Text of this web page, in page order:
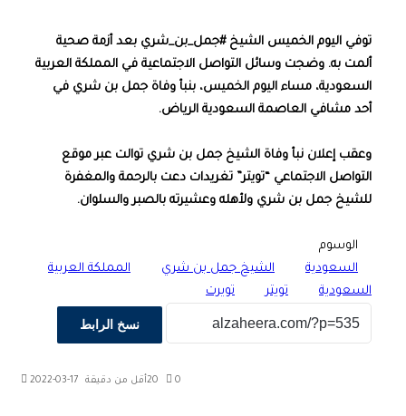
توفي اليوم الخميس الشيخ #جمل_بن_شري بعد أزمة صحية
ألمت به. وضجت وسائل التواصل الاجتماعية في المملكة العربية
السعودية، مساء اليوم الخميس، بنبأ وفاة جمل بن شري في
أحد مشافي العاصمة السعودية الرياض.
وعقب إعلان نبأ وفاة الشيخ جمل بن شري توالت عبر موقع
التواصل الاجتماعي “تويتر” تغريدات دعت بالرحمة والمغفرة
للشيخ جمل بن شري ولأهله وعشيرته بالصبر والسلوان.
الوسوم
السعودية
الشيخ جمل بن شري
المملكة العربية
السعودية
تويتر تويرت
نسخ الرابط
2022-03-17 20 أقل من دقيقة